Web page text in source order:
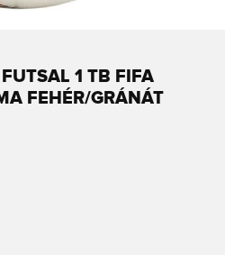
1 TB FIFA
FEHÉR/GRÁNÁT